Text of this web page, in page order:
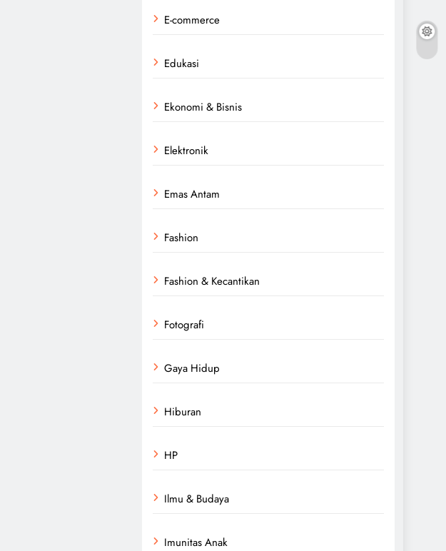
E-commerce
Edukasi
Ekonomi & Bisnis
Elektronik
Emas Antam
Fashion
Fashion & Kecantikan
Fotografi
Gaya Hidup
Hiburan
HP
Ilmu & Budaya
Imunitas Anak